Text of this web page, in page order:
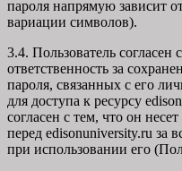
пароля напрямую зависит
вариации символов).
3.4. Пользователь согласен
ответственность за
пароля, связанных с его
для доступа к ресурсу
согласен с тем, что он
перед edisonuniversity.ru за
при использовании его